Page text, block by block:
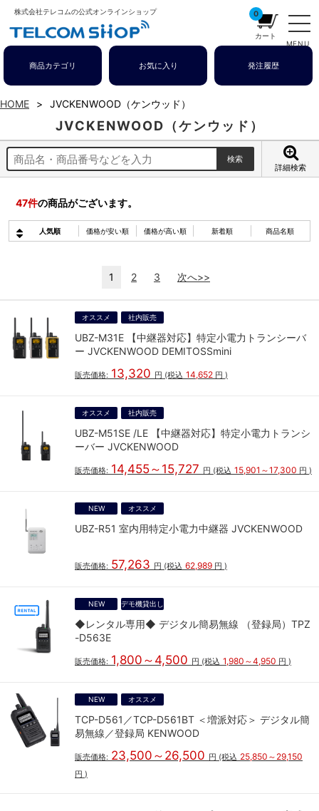
株式会社テレコムの公式オンラインショップ
MENU
0
カート
商品カテゴリ お気に入り 発注履歴
HOME JVCKENWOOD（ケンウッド）
JVCKENWOOD（ケンウッド）
詳細検索
47件の商品がございます。
人気順 価格が安い順 価格が高い順 新着順 商品名順
1 2 3 次へ>>
オススメ 社内販売
UBZ-M31E 【中継器対応】特定小電力トランシーバ
ー JVCKENWOOD DEMITOSSmini
販売価格: 13,320 円 (税込 14,652 円 )
オススメ 社内販売
UBZ-M51SE /LE 【中継器対応】特定小電力トランシ
ーバー JVCKENWOOD
販売価格: 14,455～15,727 円 (税込 15,901～17,300 円 )
NEW オススメ
UBZ-R51 室内用特定小電力中継器 JVCKENWOOD
販売価格: 57,263 円 (税込 62,989 円 )
NEW デモ機貸出し
◆レンタル専用◆ デジタル簡易無線 （登録局）TPZ
-D563E
販売価格: 1,800～4,500 円 (税込 1,980～4,950 円 )
NEW オススメ
TCP-D561／TCP-D561BT ＜増派対応＞ デジタル簡
易無線／登録局 KENWOOD
販売価格: 23,500～26,500 円 (税込 25,850～29,150
円 )